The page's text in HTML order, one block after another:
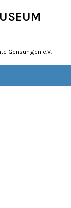
Gensungen e.V.